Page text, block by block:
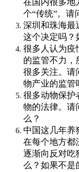
在国内很多地
个“传统”。请
深圳和珠海最
这个决定吗？
很多人认为疫
的监管不力，
很多关注。请
物产业的监管
很多动物保护
物的法律。请
么？
中国这几年养
在每个地方都
逐渐向反对吃
么？如果不是